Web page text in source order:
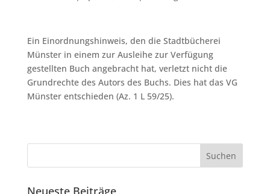
Ein Einordnungshinweis, den die Stadtbücherei
Münster in einem zur Ausleihe zur Verfügung
gestellten Buch angebracht hat, verletzt nicht die
Grundrechte des Autors des Buchs. Dies hat das VG
Münster entschieden (Az. 1 L 59/25).
Neueste Beiträge